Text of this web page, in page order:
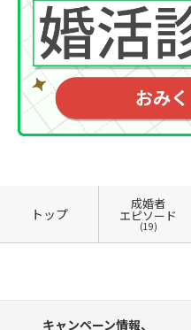
トップ
成婚者
エピソード
(19)
キャンペーン情報、